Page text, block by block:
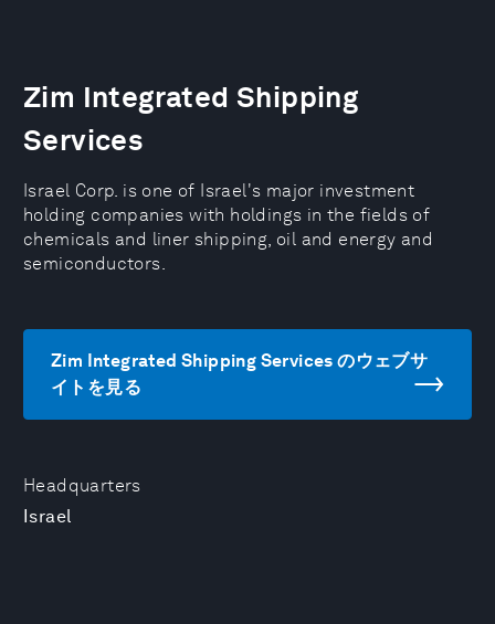
Headquarters
Israel
Zim Integrated Shipping
Services
Israel Corp. is one of Israel's major investment
holding companies with holdings in the fields of
chemicals and liner shipping, oil and energy and
semiconductors.
Zim Integrated Shipping Services のウェブサ
イトを見る